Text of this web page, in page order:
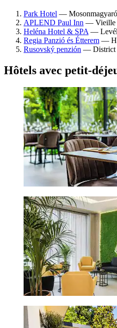
Park Hotel —
APLEND Paul Inn — Vieille
Heléna Hotel & SPA —
Regia Panzió és Étterem —
Rusovský penzión — District
Hôtels avec petit-